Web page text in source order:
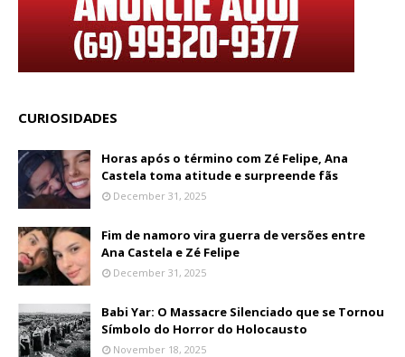
CURIOSIDADES
Horas após o término com Zé Felipe, Ana
Castela toma atitude e surpreende fãs
December 31, 2025
Fim de namoro vira guerra de versões entre
Ana Castela e Zé Felipe
December 31, 2025
Babi Yar: O Massacre Silenciado que se Tornou
Símbolo do Horror do Holocausto
November 18, 2025